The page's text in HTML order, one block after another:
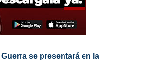
se presentará en la